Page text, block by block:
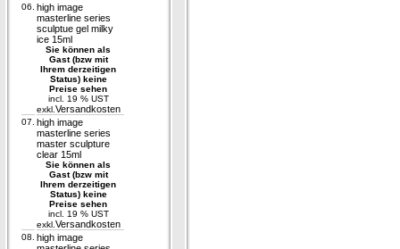
06. high image
masterline series
sculptue gel milky
ice 15ml
Sie können als
Gast (bzw mit
Ihrem derzeitigen
Status) keine
Preise sehen
incl. 19 % UST
exkl. Versandkosten
07. high image
masterline series
master sculpture
clear 15ml
Sie können als
Gast (bzw mit
Ihrem derzeitigen
Status) keine
Preise sehen
incl. 19 % UST
exkl. Versandkosten
08. high image